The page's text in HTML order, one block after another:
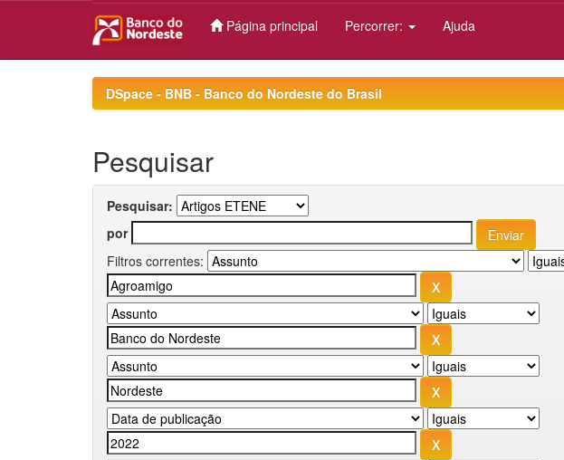
Página principal Percorrer: Ajuda
DSpace - BNB - Banco do Nordeste do Brasil
Pesquisar
Pesquisar:
por
Filtros correntes: